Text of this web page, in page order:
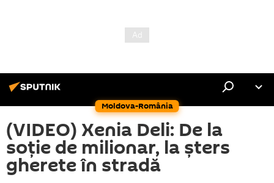
Moldova-România
(VIDEO) Xenia Deli: De la
soție de milionar, la șters
gherete în stradă